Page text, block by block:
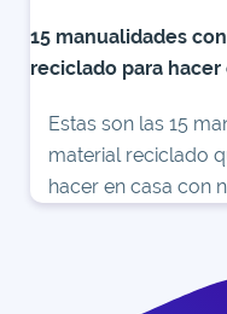
15 manualidades
reciclado para hacer
Estas son las 15
material reciclado
hacer en casa con